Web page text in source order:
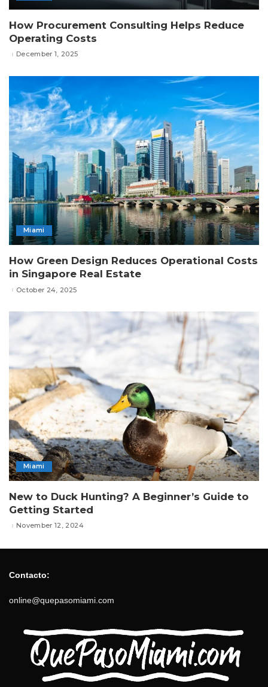
How Procurement Consulting Helps Reduce
Operating Costs
December 1, 2025
Miami
How Green Design Reduces Operational Costs
in Singapore Real Estate
October 24, 2025
Miami
New to Duck Hunting? A Beginner’s Guide to
Getting Started
November 12, 2024
Contacto:
online@quepasomiami.com